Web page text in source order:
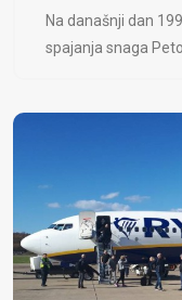
Na današnji dan
spajanja snaga Peto..